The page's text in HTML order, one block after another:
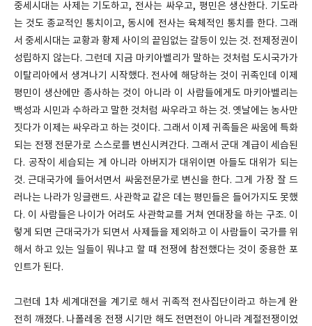
중세시대는 사제는 기도하고, 전사는 싸우고, 평민은 생산한다. 기도라
는 것도 종교적인 통치이고, 동시에 전사는 육체적인 통치를 한다. 그래
서 중세시대는 교황과 황제 사이의 끝임없는 갈등이 있는 것. 전제정권이
성립하지 않는다. 그런데 지금 마키아벨리가 말하는 것처럼 도시국가가
이탈리아에서 생겨나기 시작했다. 전사에 해당하는 것이 귀족인데 이제
평민이 생산에만 종사하는 것이 아니라 이 사람들에게도 마키아벨리는
백성과 시민과 수하라고 말한 것처럼 싸우라고 하는 것. 옛날에는 농사만
짓다가 이제는 싸우라고 하는 것이다. 그래서 이제 귀족들은 싸움에 특화
되는 전쟁 전문가로 스스로를 변신시켜간다. 그래서 군대 계급이 세습된
다. 공작이 세습되는 게 아니라 아버지가 대위이면 아들도 대위가 되는
것. 근대국가에 들어서면서 싸움전문가로 변신을 한다. 그게 가장 잘 드
러나는 나라가 잉글랜드. 사관학교 같은 데는 평민들은 들어가지도 못했
다. 이 사람들은 나이가 어려도 사관학교를 거쳐 연대장을 하는 구조. 이
렇게 되면 근대국가가 되면서 사제들을 제외하고 이 사람들이 국가를 위
해서 하고 있는 일들이 뭐냐고 할 때 전쟁에 참전했다는 것이 중용한 포
인트가 된다.
그런데 1차 세계대전을 계기로 해서 귀족적 전사집단이라고 하는게 완
전히 깨졌다. 나폴레옹 전쟁 시기만 해도 전면전이 아니라 계절전쟁이었